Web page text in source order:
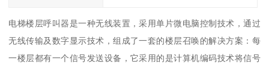
电梯楼层呼叫器是一种无线装置，采用单片微电脑控制技术，通过
无线传输及数字显示技术，组成了一套的楼层召唤的解决方案：每
一楼层都有一个信号发送设备，它采用的是计算机编码技术将信号